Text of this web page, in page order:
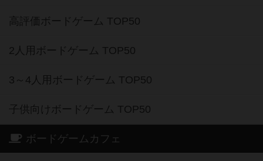
高評価ボードゲーム TOP50
2人用ボードゲーム TOP50
3～4人用ボードゲーム TOP50
子供向けボードゲーム TOP50
ボードゲームカフェ